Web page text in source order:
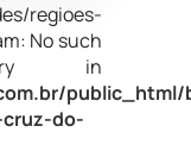
regioes-
No such
in
public_html/
do-